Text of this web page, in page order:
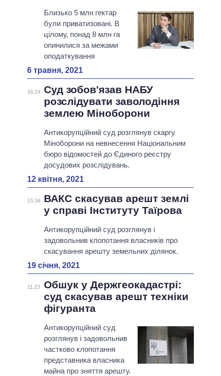
Близько 5 млн гектар
були приватизовані. В
цілому, понад 8 млн га
опинилися за межами
оподаткування
6 травня, 2021
16:24 Суд зобов'язав НАБУ
розслідувати заволодіння
землею Міноборони
Антикорупційний суд розглянув скаргу
Міноборони на невнесення Національним
бюро відомостей до Єдиного реєстру
досудових розслідувань.
12 квітня, 2021
15:34
ВАКС скасував арешт землі
у справі Інституту Таїрова
Антикорупційний суд розглянув і
задовольнив клопотання власників про
скасування арешту земельних ділянок.
19 січня, 2021
11:23
Обшук у Держгеокадастрі:
суд скасував арешт техніки
фігуранта
Антикорупційний суд
розглянув і задовольнив
частково клопотання
представника власника
майна про зняття арешту.